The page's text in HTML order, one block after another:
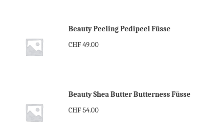
Beauty Peeling Pedipeel Füsse
CHF49.00
Beauty Shea Butter Butterness Füsse
CHF54.00